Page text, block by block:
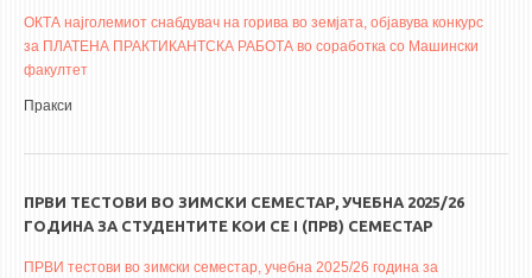
ОКТА најголемиот снабдувач на горива во земјата, објавува конкурс
за ПЛАТЕНА ПРАКТИКАНТСКА РАБОТА во соработка со Машински
факултет
Пракси
ПРВИ ТЕСТОВИ ВО ЗИМСКИ СЕМЕСТАР, УЧЕБНА 2025/26
ГОДИНА ЗА СТУДЕНТИТЕ КОИ СЕ I (ПРВ) СЕМЕСТАР
ПРВИ тестови во зимски семестар, учебна 2025/26 година за